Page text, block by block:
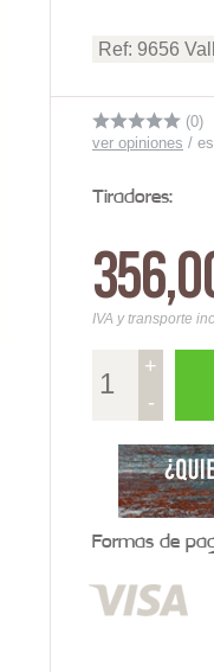
Ref: 9656
(0)
ver opiniones /
Tiradores:
IVA y transporte
+
-
Formas de